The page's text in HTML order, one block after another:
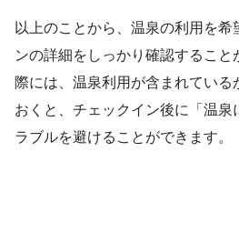
以上のことから、温泉の利用を希
ンの詳細をしっかり確認するこ
際には、温泉利用が含まれている
おくと、チェックイン後に「温泉
ラブルを避けることができます。